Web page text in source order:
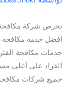
تحرص شركة
افضل خدمة
خدمات مكافحة
القراد على أعلى
جميع شركات